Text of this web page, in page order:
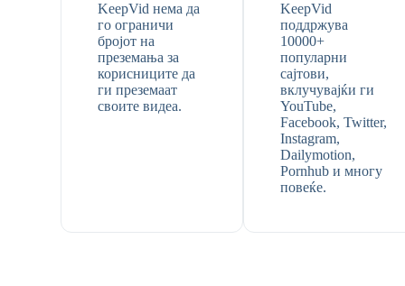
KeepVid нема да
го ограничи
бројот на
преземања за
корисниците да
ги преземаат
своите видеа.
KeepVid
поддржува
10000+
популарни
сајтови,
вклучувајќи ги
YouTube,
Facebook, Twitter,
Instagram,
Dailymotion,
Pornhub и многу
повеќе.